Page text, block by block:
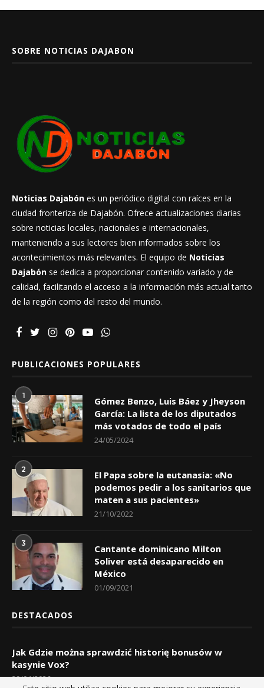
SOBRE NOTICIAS DAJABON
Noticias Dajabón es un periódico digital con raíces en la
ciudad fronteriza de Dajabón. Ofrece actualizaciones diarias
sobre noticias locales, nacionales e internacionales,
manteniendo a sus lectores bien informados sobre los
acontecimientos más relevantes. El equipo de Noticias
Dajabón se dedica a proporcionar contenido variado y de
calidad, facilitando el acceso a la información más actual tanto
de la región como del resto del mundo.
PUBLICACIONES POPULARES
1
Gómez Benzo, Luis Báez y Jheyson
García: La lista de los diputados
más votados de todo el país
24/05/2024
2
El Papa sobre la eutanasia: «No
podemos pedir a los sanitarios que
maten a sus pacientes»
21/10/2022
3
Cantante dominicano Milton
Soliver está desaparecido en
México
01/09/2021
DESTACADOS
Jak Gdzie można sprawdzić historię bonusów w
kasynie Vox?
29/04/2026